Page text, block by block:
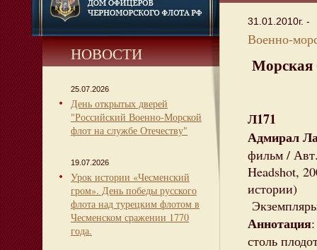
НОВОСТИ
25.07.2026
День открытых дверей
"Российский Военно-Морской
флот на службе Отечеству"
19.07.2026
Урок истории «Чесменский
гром». День победы русского
флота над турецким флотом в
Чесменском сражении 1770
года.
31.01.2010г. -
Военно-
Морская
Л171
Адмирал
фильм /
Headshot,
истории)
Аннотация
столь